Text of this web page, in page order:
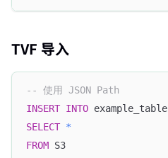
TVF 导入
-- 使用 JSON Path
INSERT INTO example_table
SELECT *
FROM S3